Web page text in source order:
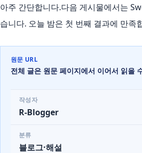
아주 간단합니다.다음 게시물에서는
습니다. 오늘 밤은 첫 번째 결과에 만족
원문 URL
전체 글은 원문 페이지에서 이어서 읽을
작성자
R-Blogger
분류
블로그·해설